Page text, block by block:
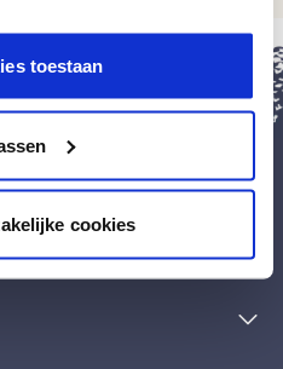
toestaan
cookies